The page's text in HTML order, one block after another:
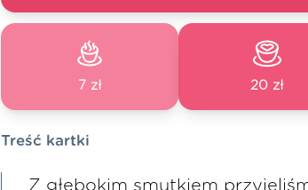
7 zł 20 zł
Treść kartki
Z głębokim smutkiem